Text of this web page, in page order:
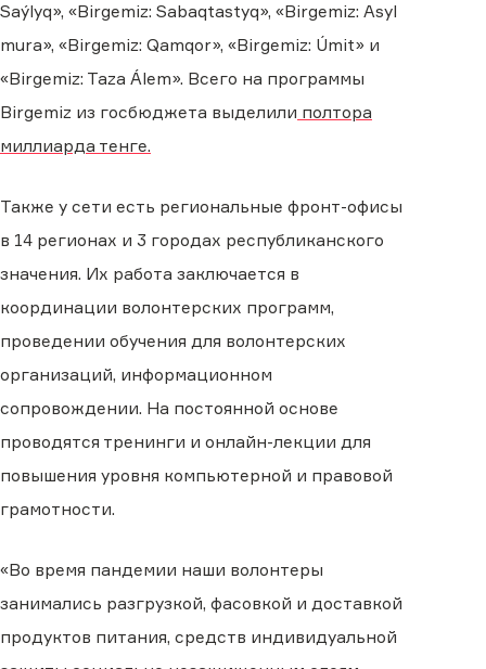
Saýlyq», «Birgemiz: Sabaqtastyq», «Birgemiz: Asyl
mura», «Birgemiz: Qamqor», «Birgemiz: Úmit» и
«Birgemiz: Taza Álem». Всего на программы
Birgemiz из госбюджета выделили полтора
миллиарда тенге.
Также у сети есть региональные фронт-офисы
в 14 регионах и 3 городах республиканского
значения. Их работа заключается в
координации волонтерских программ,
проведении обучения для волонтерских
организаций, информационном
сопровождении. На постоянной основе
проводятся тренинги и онлайн-лекции для
повышения уровня компьютерной и правовой
грамотности.
«Во время пандемии наши волонтеры
занимались разгрузкой, фасовкой и доставкой
продуктов питания, средств индивидуальной